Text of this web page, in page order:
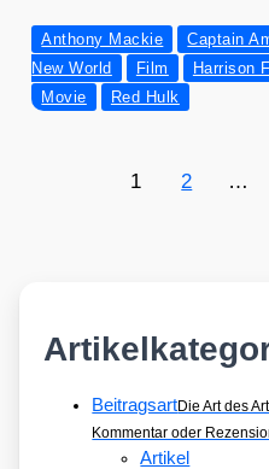
BRAVE
NEW
WORLD
Anthony Mackie Captain
New World
Film Harrison
Movie
Red Hulk
1 2 …
BeitragsartDie Art des
Kommentar oder
Artikel